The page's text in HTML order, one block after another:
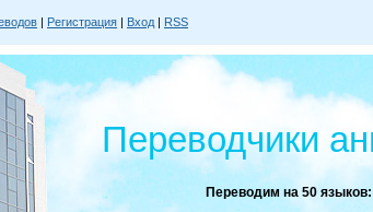
| Регистрация | Вход | RSS
Переводчики
Переводим на 50 языков: